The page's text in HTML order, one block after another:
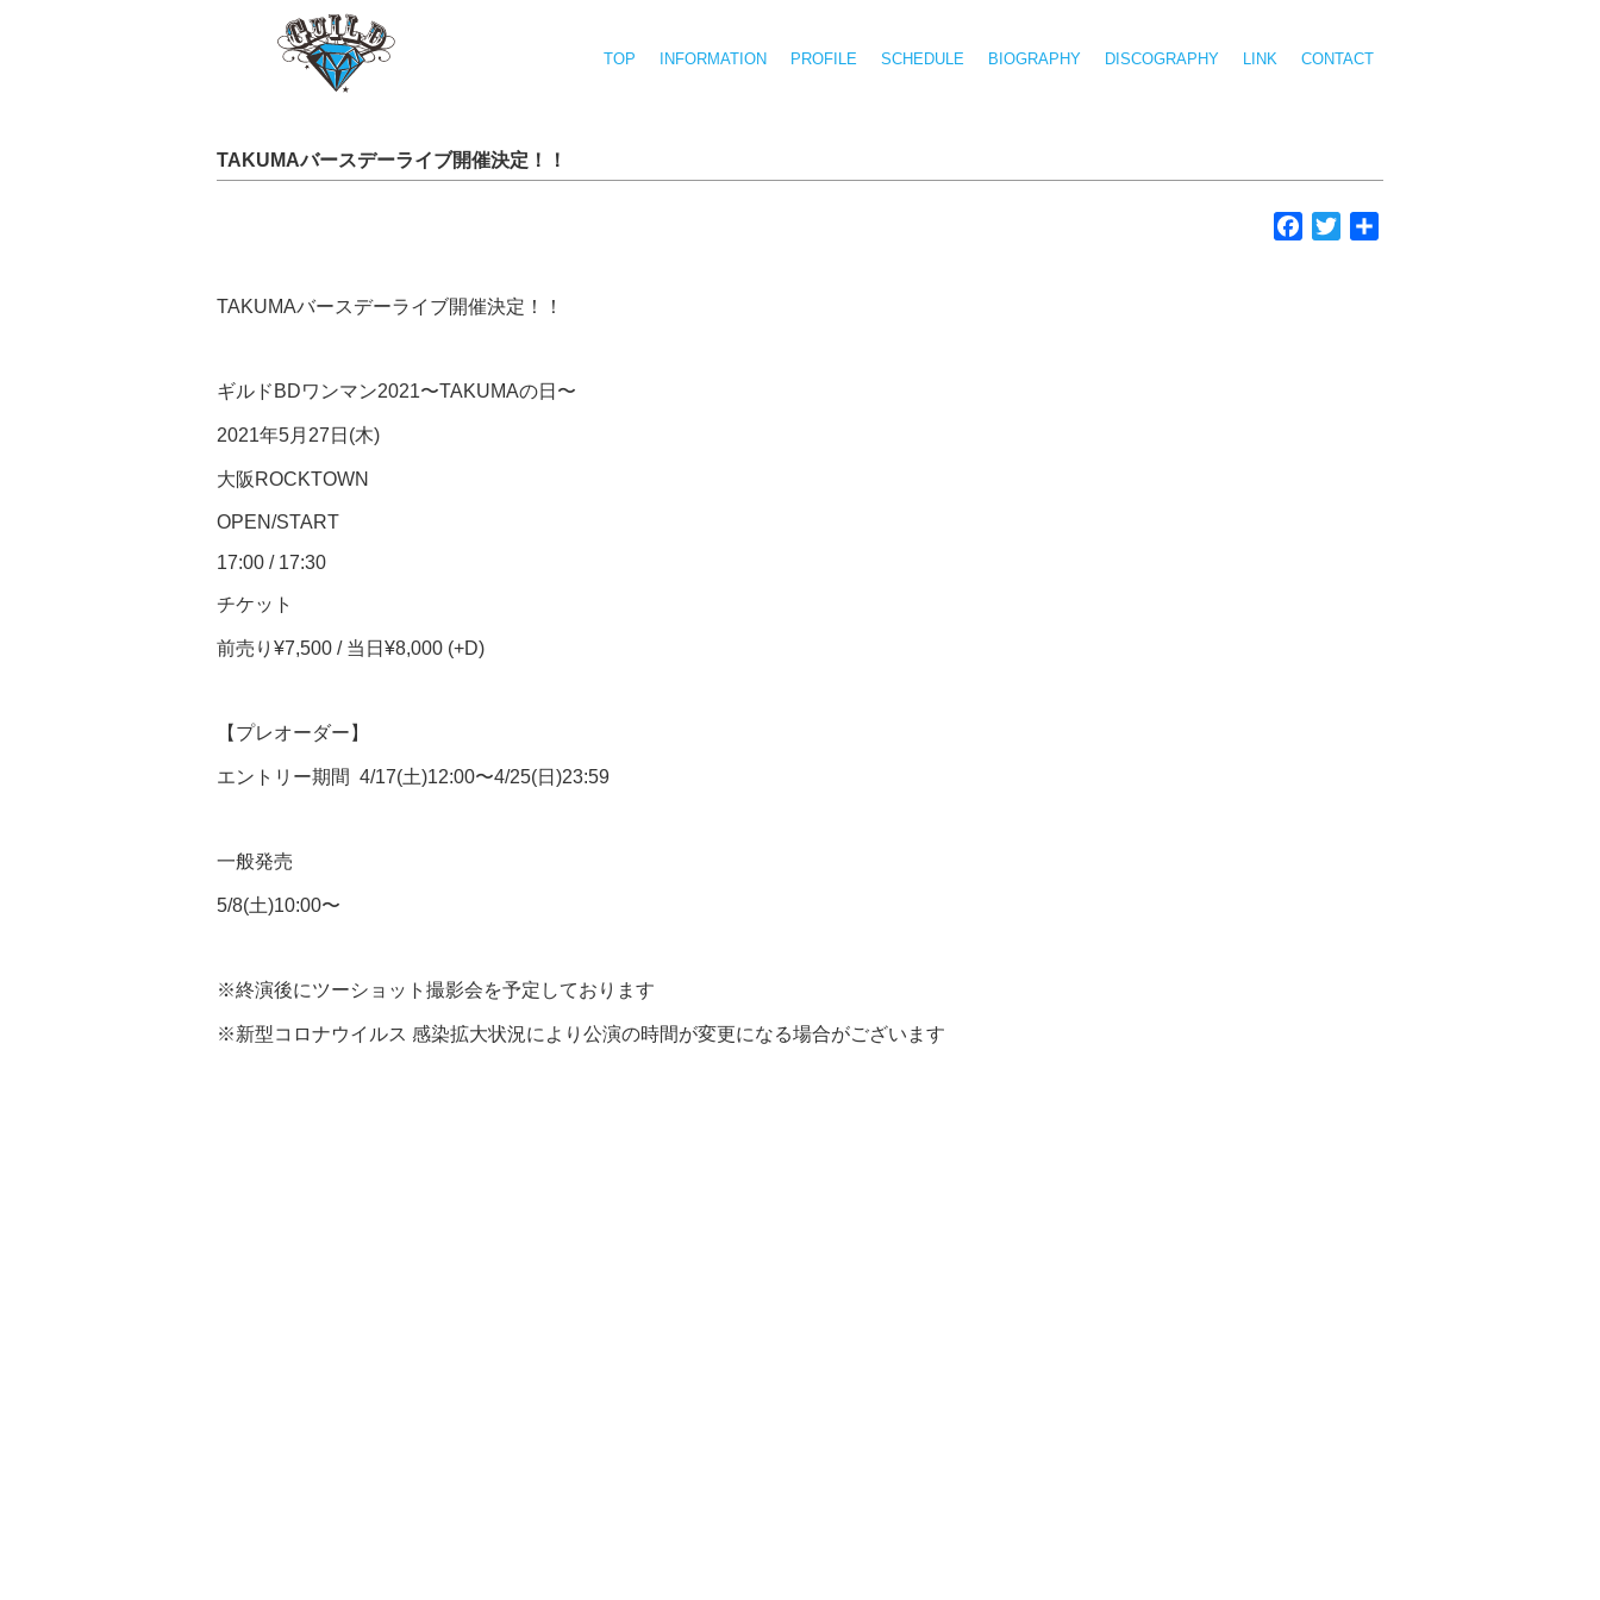
TOP INFORMATION PROFILE SCHEDULE BIOGRAPHY DISCOGRAPHY LINK CONTACT
TAKUMAバースデーライブ開催決定！！
Facebook
Twitter
TAKUMAバースデーライブ開催決定！！
ギルドBDワンマン2021〜TAKUMAの日〜
2021年5月27日(木)
大阪ROCKTOWN
OPEN/START
17:00 / 17:30
チケット
前売り¥7,500 / 当日¥8,000 (+D)
【プレオーダー】
エントリー期間 4/17(土)12:00〜4/25(日)23:59
一般発売
5/8(土)10:00〜
※終演後にツーショット撮影会を予定しております
※新型コロナウイルス 感染拡大状況により公演の時間が変更になる場合がございます